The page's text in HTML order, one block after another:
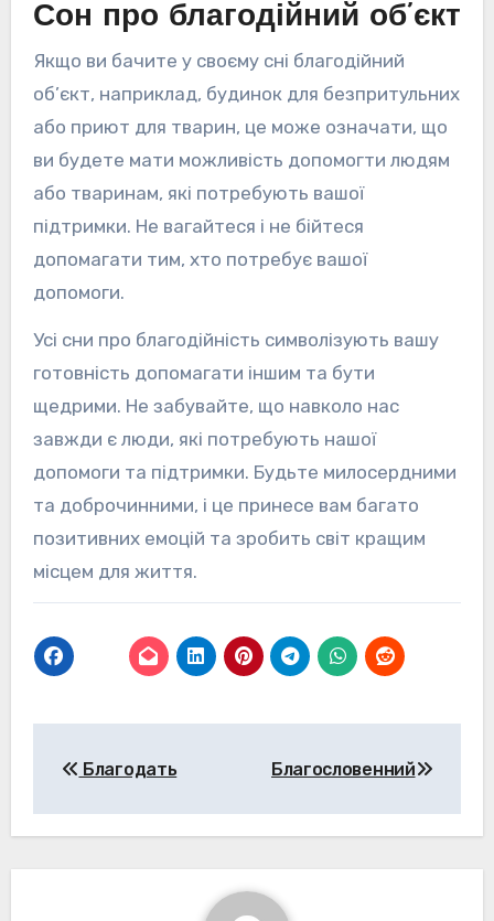
Сон про благодійний об’єкт
Якщо ви бачите у своєму сні благодійний
об’єкт, наприклад, будинок для безпритульних
або приют для тварин, це може означати, що
ви будете мати можливість допомогти людям
або тваринам, які потребують вашої
підтримки. Не вагайтеся і не бійтеся
допомагати тим, хто потребує вашої
допомоги.
Усі сни про благодійність символізують вашу
готовність допомагати іншим та бути
щедрими. Не забувайте, що навколо нас
завжди є люди, які потребують нашої
допомоги та підтримки. Будьте милосердними
та доброчинними, і це принесе вам багато
позитивних емоцій та зробить світ кращим
місцем для життя.
записів
Благодать Благословенний